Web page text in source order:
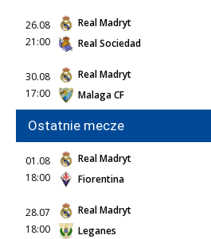
26.08
21:00
Real Madryt
Real Sociedad
30.08
17:00
Real Madryt
Malaga CF
Ostatnie mecze
01.08
18:00
Real Madryt
Fiorentina
28.07
18:00
Real Madryt
Leganes